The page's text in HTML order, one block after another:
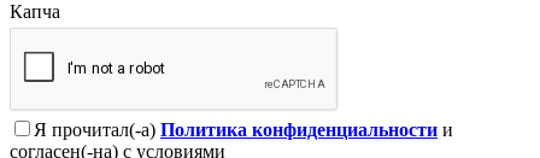
Капча
Я прочитал(-а) Политика конфиденциальности и
согласен(-на) с условиями